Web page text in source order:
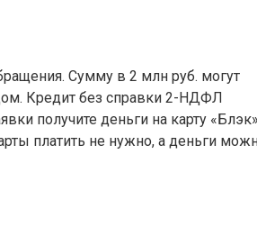
Сумму в 2 млн руб. могут
Кредит без справки 2-НДФЛ
получите деньги на карту
платить не нужно, а деньги